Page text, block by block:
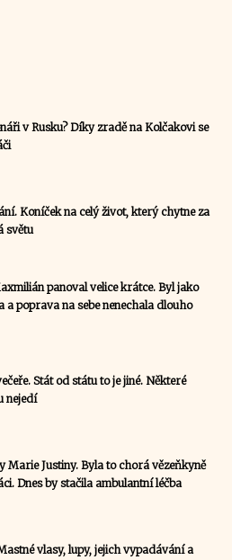
v Rusku? Díky zradě na Kolčakovi se
Koníček na celý život, který chytne za
světu
panoval velice krátce. Byl jako
a poprava na sebe nenechala dlouho
Stát od státu to je jiné. Některé
nejedí
Marie Justiny. Byla to chorá vězeňkyně
Dnes by stačila ambulantní léčba
vlasy, lupy, jejich vypadávání a